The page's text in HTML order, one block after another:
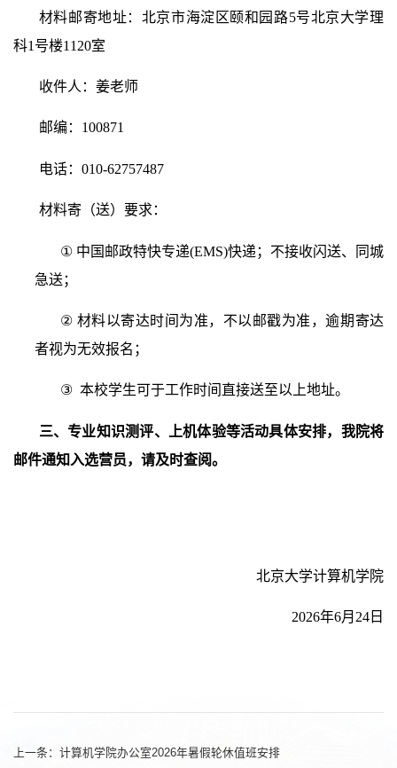
材料邮寄地址：北京市海淀区颐和园路5号北京大学理
科1 号楼1120室
收件人：姜老师
邮编： 100871
电话： 010-62757487
材料寄（送）要求：
① 中国邮政特快专递(EMS)快递；不接收闪送、同城
急送；
② 材料以寄达时间为准，不以邮戳为准，逾期寄达
者视为无效报名；
③ 本校学生可于工作时间直接送至以上地址。
三、专业知识测评、上机体验等活动具体安排，我院将
邮件通知入选营员，请及时查阅。
北京大学计算机学院
2026年6月 24 日
上一条： 计算机学院办公室2026年暑假轮休值班安排